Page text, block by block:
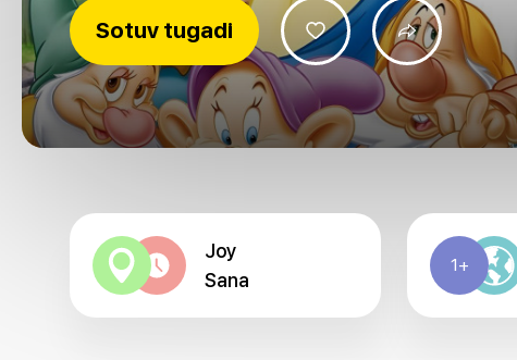
Sotuv tugadi
Joy
Sana
1+